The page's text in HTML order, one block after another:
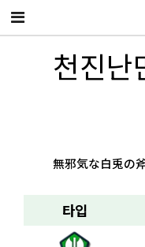
천진난
無邪気な白兎の
타입